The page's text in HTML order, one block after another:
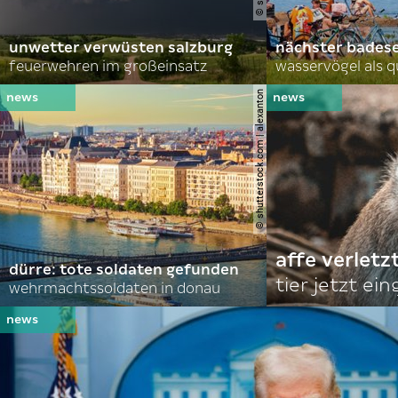
unwetter verwüsten salzburg
feuerwehren im großeinsatz
nächster
wasservögel als
© shutterstock.com | alexanton
dürre: tote soldaten gefunden
wehrmachtssoldaten in donau
affe
tier jetzt